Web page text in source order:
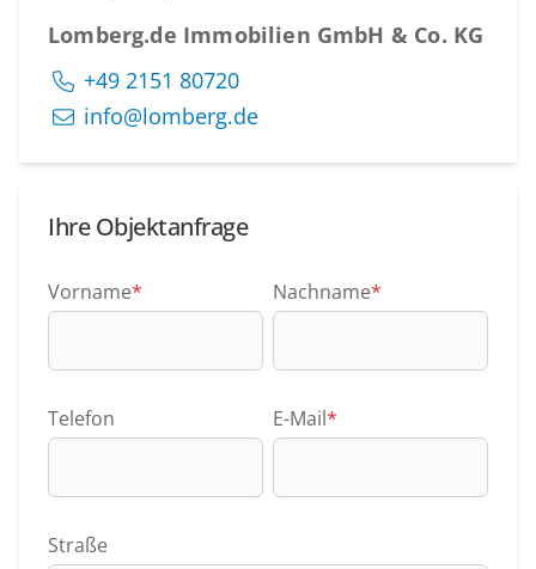
Lomberg.de Immobilien GmbH & Co. KG
+49 2151 80720
info@lomberg.de
Ihre Objektanfrage
Vorname* Nachname*
Telefon E-Mail*
Straße